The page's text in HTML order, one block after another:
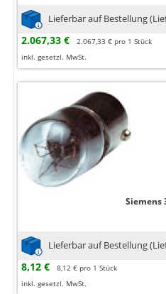
Lieferbar auf Bestellung
2.067,33 €
2.067,33 € pro 1 Stück
inkl. gesetzl. MwSt.
Siemens
Lieferbar auf Bestellung
8,12 €
8,12 € pro 1 Stück
inkl. gesetzl. MwSt.